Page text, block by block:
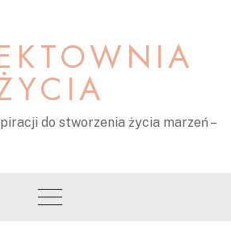
do stworzenia życia marzeń –